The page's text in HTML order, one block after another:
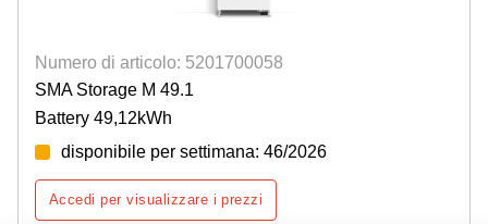
Numero di articolo: 5201700058
SMA Storage M 49.1
Battery 49,12kWh
disponibile per settimana: 46/2026
Accedi per visualizzare i prezzi